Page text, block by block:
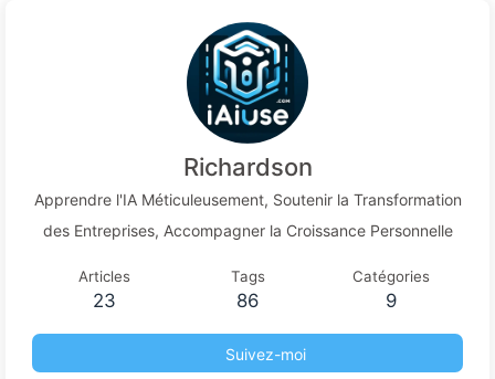
Apprendre l'IA 164
Richardson
Apprendre l'IA Méticuleusement, Soutenir la Transformation
des Entreprises, Accompagner la Croissance Personnelle
Articles
23
Tags
86
Catégories
9
Suivez-moi